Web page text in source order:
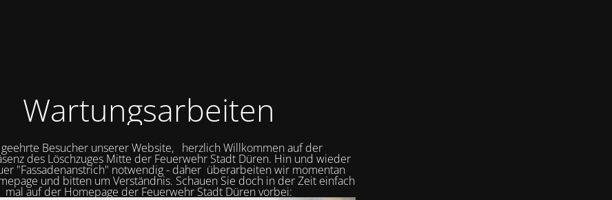
Wartungsarbeiten
geehrte Besucher unserer Website, herzlich Willkommen auf der
des Löschzuges Mitte der Feuerwehr Stadt Düren. Hin und wieder
"Fassadenanstrich" notwendig - daher überarbeiten wir momentan
und bitten um Verständnis. Schauen Sie doch in der Zeit einfach
mal auf der Homepage der Feuerwehr Stadt Düren vorbei: